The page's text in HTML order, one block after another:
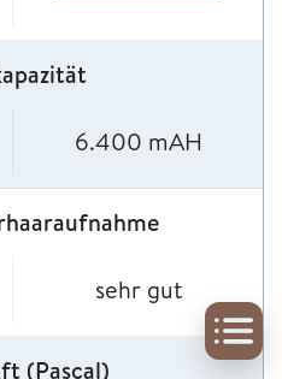
6.400 mAH
sehr gut
(Pascal)